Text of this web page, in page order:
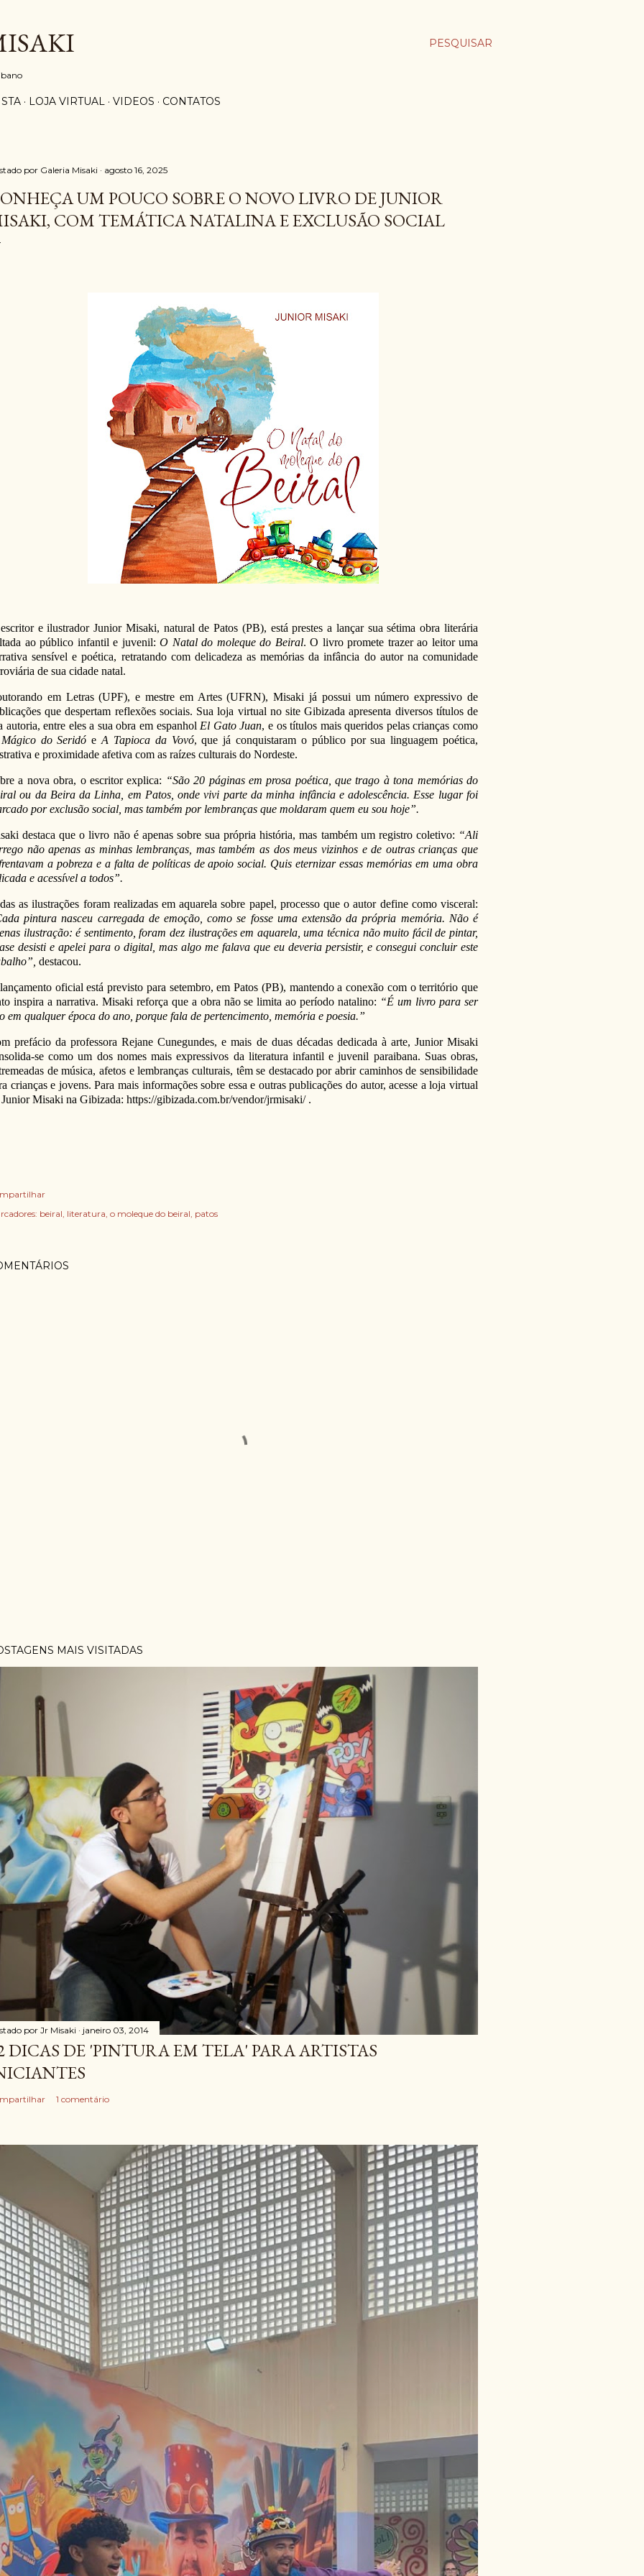
PESQUISAR
LOJA VIRTUAL VIDEOS CONTATOS
por Galeria Misaki agosto 16, 2025
UM POUCO SOBRE O NOVO LIVRO DE JUNIOR
COM TEMÁTICA NATALINA E EXCLUSÃO SOCIAL
e ilustradorJunior Misaki, natural de Patos (PB), está prestes a lançar sua sétima obra literária
ao público infantil e juvenil: O Natal do moleque do Beiral. O livro promete trazer ao leitor uma
sensível e poética, retratando com delicadeza as memórias da infância do autor na comunidade
de sua cidade natal.
em Letras (UPF), e mestre em Artes (UFRN), Misaki já possui um número expressivo de
que despertam reflexões sociais. Sua loja virtual no site Gibizada apresenta diversos títulos de
autoria, entre eles a sua obra em espanhol El Gato Juan, e os títulos mais queridos pelas crianças como
do Seridó eA Tapioca da Vovó, que já conquistaram o público por sua linguagem poética,
e proximidade afetiva com as raízes culturais do Nordeste.
a nova obra, o escritor explica: “São 20 páginas em prosa poética, que trago à tona memórias do
ou da Beira da Linha, em Patos, onde vivi parte da minha infância e adolescência. Esse lugar foi
por exclusão social, mas também por lembranças que moldaram quem eu sou hoje”.
destaca que o livro não é apenas sobre sua própria história, mas também um registro coletivo: “Ali
não apenas as minhas lembranças, mas também as dos meus vizinhos e de outras crianças que
a pobreza e a falta de políticas de apoio social. Quis eternizar essas memórias em uma obra
e acessível a todos”.
as ilustrações foram realizadas em aquarela sobre papel, processo que o autor define como visceral:
pintura nasceu carregada de emoção, como se fosse uma extensão da própria memória. Não é
ilustração: é sentimento, foram dez ilustrações em aquarela, uma técnica não muito fácil de pintar,
desisti e apelei para o digital, mas algo me falava que eu deveria persistir, e consegui concluir este
destacou.
oficial está previsto para setembro, em Patos (PB), mantendo a conexão com o território que
inspira a narrativa. Misaki reforça que a obra não se limita ao período natalino: “É um livro para ser
em qualquer época do ano, porque fala de pertencimento, memória e poesia.”
prefácio da professora Rejane Cunegundes, e mais de duas décadas dedicada à arte, Junior Misaki
se como um dos nomes mais expressivos da literatura infantil e juvenil paraibana. Suas obras,
de música, afetos e lembranças culturais, têm se destacado por abrir caminhos de sensibilidade
crianças e jovens. Para mais informações sobre essa e outras publicações do autor, acesse a loja virtual
Junior Misaki na Gibizada: https://gibizada.com.br/vendor/jrmisaki/ .
beiral literatura o moleque do beiral patos
MAIS VISITADAS
por Jr Misaki janeiro 03, 2014
DICAS DE 'PINTURA EM TELA' PARA ARTISTAS
1 comentário